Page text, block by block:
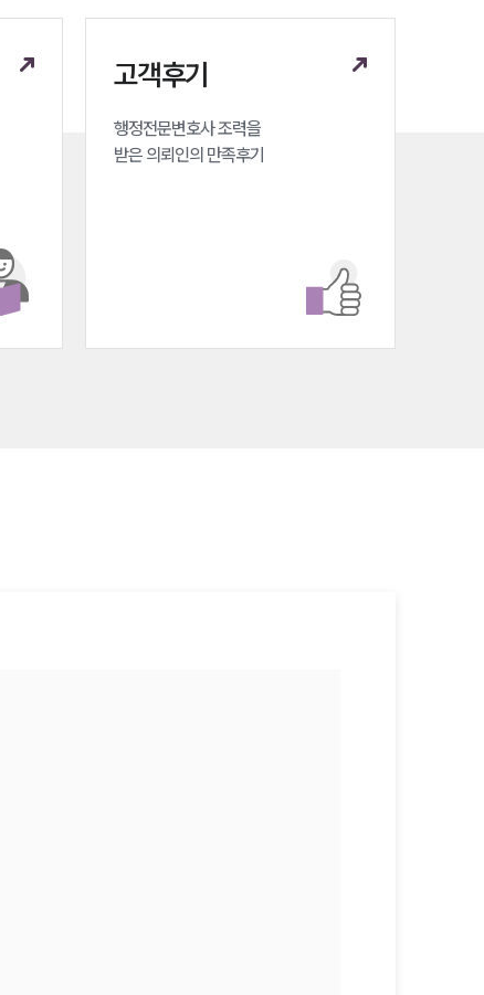
세미나
대륜법률상담예약
대륜법률상담예약
고객후기
행정전문변호사 조력을
받은 의뢰인의 만족후기